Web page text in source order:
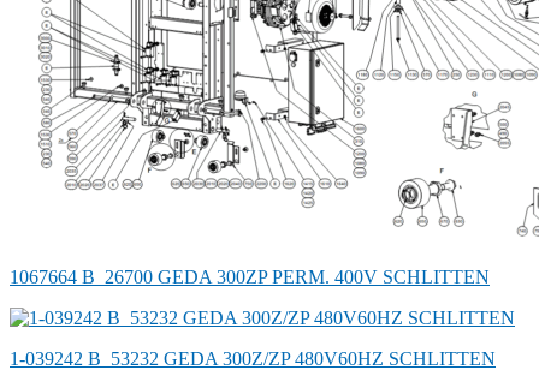
1067664 B_26700 GEDA 300ZP PERM. 400V SCHLITTEN
1-039242 B_53232 GEDA 300Z/ZP 480V60HZ SCHLITTEN